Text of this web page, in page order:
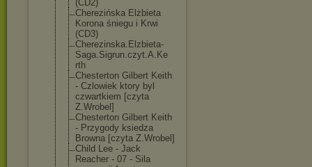
(CD2)
Cherezińska Elżbieta
Korona śniegu i Krwi
(CD3)
Cherezinska.El zbieta-
Saga.Sigrun.czyt.A.Ke
rth
Chesterton Gilbert Keith
- Czlowiek ktory byl
czwartkiem [czyta
Z.Wrobel]
Chesterton Gilbert Keith
- Przygody ksiedza
Browna [czyta Z.Wrobel]
Child Lee - Jack
Reacher - 07 - Sila